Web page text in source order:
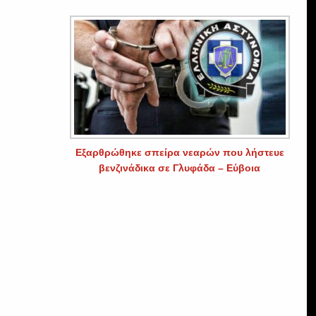
Εξαρθρώθηκε σπείρα νεαρών που λήστευε
βενζινάδικα σε Γλυφάδα – Εύβοια